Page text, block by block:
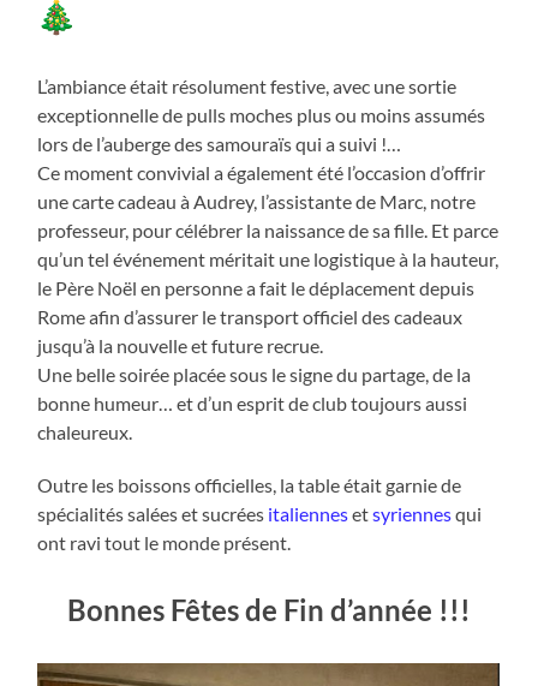
L’ambiance était résolument festive, avec une sortie
exceptionnelle de pulls moches plus ou moins assumés
lors de l’auberge des samouraïs qui a suivi !…
Ce moment convivial a également été l’occasion d’offrir
une carte cadeau à Audrey, l’assistante de Marc, notre
professeur, pour célébrer la naissance de sa fille. Et parce
qu’un tel événement méritait une logistique à la hauteur,
le Père Noël en personne a fait le déplacement depuis
Rome afin d’assurer le transport officiel des cadeaux
jusqu’à la nouvelle et future recrue.
Une belle soirée placée sous le signe du partage, de la
bonne humeur… et d’un esprit de club toujours aussi
chaleureux.
Outre les boissons officielles, la table était garnie de
spécialités salées et sucrées italiennesetsyriennesqui
ont ravi tout le monde présent.
Bonnes Fêtes de Fin d’année !!!